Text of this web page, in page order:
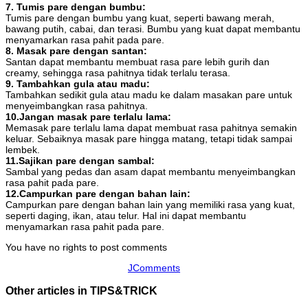
7. Tumis pare dengan bumbu:
Tumis pare dengan bumbu yang kuat, seperti bawang merah,
bawang putih, cabai, dan terasi. Bumbu yang kuat dapat membantu
menyamarkan rasa pahit pada pare.
8. Masak pare dengan santan:
Santan dapat membantu membuat rasa pare lebih gurih dan
creamy, sehingga rasa pahitnya tidak terlalu terasa.
9. Tambahkan gula atau madu:
Tambahkan sedikit gula atau madu ke dalam masakan pare untuk
menyeimbangkan rasa pahitnya.
10.Jangan masak pare terlalu lama:
Memasak pare terlalu lama dapat membuat rasa pahitnya semakin
keluar. Sebaiknya masak pare hingga matang, tetapi tidak sampai
lembek.
11.Sajikan pare dengan sambal:
Sambal yang pedas dan asam dapat membantu menyeimbangkan
rasa pahit pada pare.
12.Campurkan pare dengan bahan lain:
Campurkan pare dengan bahan lain yang memiliki rasa yang kuat,
seperti daging, ikan, atau telur. Hal ini dapat membantu
menyamarkan rasa pahit pada pare.
You have no rights to post comments
JComments
Other articles in TIPS&TRICK